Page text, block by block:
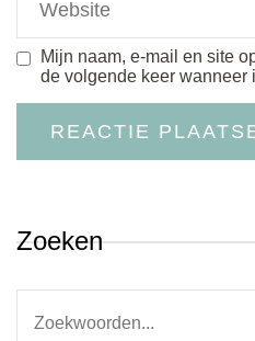
Mijn naam, e-mail en site
de volgende keer wanneer
Zoeken